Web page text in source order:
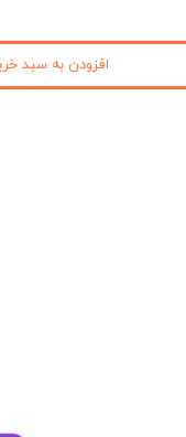
افزودن به سبد